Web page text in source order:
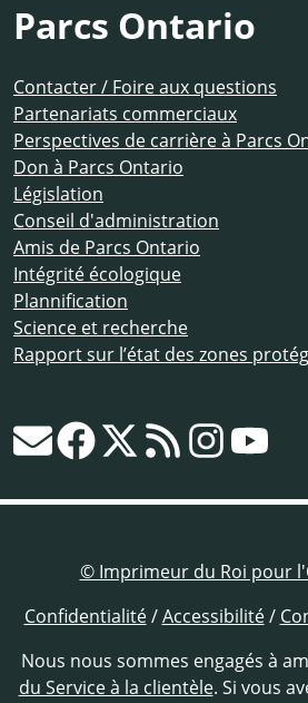
Parcs Ontario
Contacter / Foire aux questions
Partenariats commerciaux
Perspectives de carrière à Parcs
Don à Parcs Ontario
Législation
Conseil d'administration
Amis de Parcs Ontario
Intégrité écologique
Plannification
Science et recherche
Rapport sur l’état des zones
© Imprimeur du Roi pour
Confidentialité/Accessibilité/
Nous nous sommes engagés à
du Service à la clientèle. Si vous